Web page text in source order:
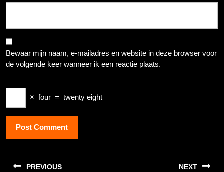
Bewaar mijn naam, e-mailadres en website in deze browser voor
de volgende keer wanneer ik een reactie plaats.
× four = twenty eight
Berichtnavigatie
PREVIOUS NEXT